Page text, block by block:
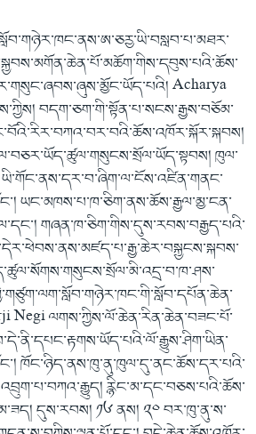
Acharya
བདག་ཅག་གི་སྟོན་པ་སངས་རྒྱས་བཅོམ་
ཁུལ་
ཡང་མཁས་པ་ཁ་ཅིག་ནས་ཆོས་རྒྱལ་མྱ་ངན་
གཞན་ཁ་ཅིག་གིས་དུས་རབས་བརྒྱད་པའི་
Negi ལགས་ཀྱིས་ལོ་ཆེན་རིན་ཆེན་བཟང་པོ་
ཁོང་ཉིད་ནས་ཁུ་ནུ་ཁུལ་དུ་ནང་ཆོས་དར་པའི་
རྙིང་མ་དང་བཅས་པའི་ཆོས་
དུས་རབས། ༡༦ ནས། ༢༠ བར་ཁུ་ནུ་ས་